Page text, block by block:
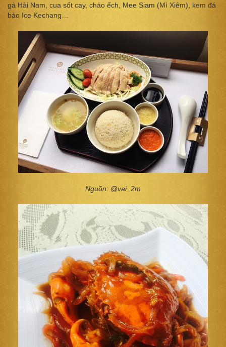
gà Hải Nam, cua sốt cay, cháo ếch, Mee Siam (Mì Xiêm), kem đá
bào Ice Kechang…
Nguồn: @vai_2m